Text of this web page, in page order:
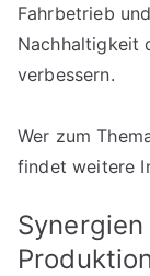
Fahrbetrieb
Nachhaltigkeit
verbessern.
Wer zum
findet weitere